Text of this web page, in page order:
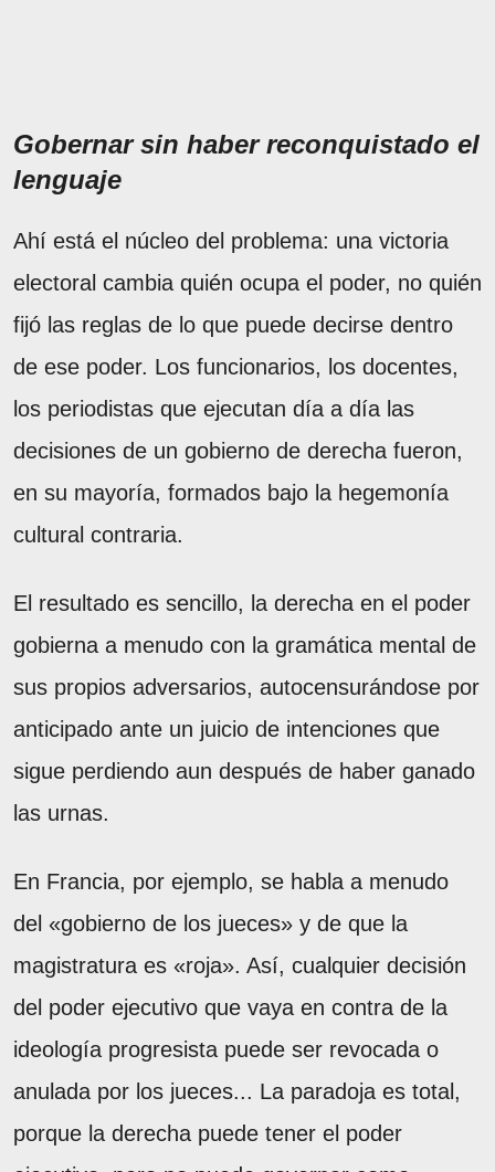
Gobernar sin haber reconquistado el
lenguaje
Ahí está el núcleo del problema: una victoria
electoral cambia quién ocupa el poder, no quién
fijó las reglas de lo que puede decirse dentro
de ese poder. Los funcionarios, los docentes,
los periodistas que ejecutan día a día las
decisiones de un gobierno de derecha fueron,
en su mayoría, formados bajo la hegemonía
cultural contraria.
El resultado es sencillo, la derecha en el poder
gobierna a menudo con la gramática mental de
sus propios adversarios, autocensurándose por
anticipado ante un juicio de intenciones que
sigue perdiendo aun después de haber ganado
las urnas.
En Francia, por ejemplo, se habla a menudo
del «gobierno de los jueces» y de que la
magistratura es «roja». Así, cualquier decisión
del poder ejecutivo que vaya en contra de la
ideología progresista puede ser revocada o
anulada por los jueces... La paradoja es total,
porque la derecha puede tener el poder